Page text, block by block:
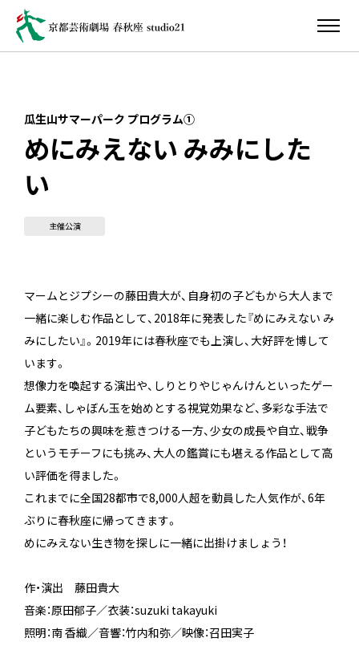
瓜生山サマーパーク プログラム①
めにみえない みみにした
い
主催公演
マームとジプシーの藤田貴大が、自身初の子どもから大人まで
一緒に楽しむ作品として、2018年に発表した『めにみえない み
みにしたい』。2019年には春秋座でも上演し、大好評を博して
います。
想像力を喚起する演出や、しりとりやじゃんけんといったゲー
ム要素、しゃぼん玉を始めとする視覚効果など、多彩な手法で
子どもたちの興味を惹きつける一方、少女の成長や自立、戦争
というモチーフにも挑み、大人の鑑賞にも堪える作品として高
い評価を得ました。
これまでに全国28都市で8,000人超を動員した人気作が、6年
ぶりに春秋座に帰ってきます。
めにみえない生き物を探しに一緒に出掛けましょう！
作・演出 藤田貴大
音楽：原田郁子／衣装：suzuki takayuki
照明：南 香織／音響：竹内和弥／映像：召田実子